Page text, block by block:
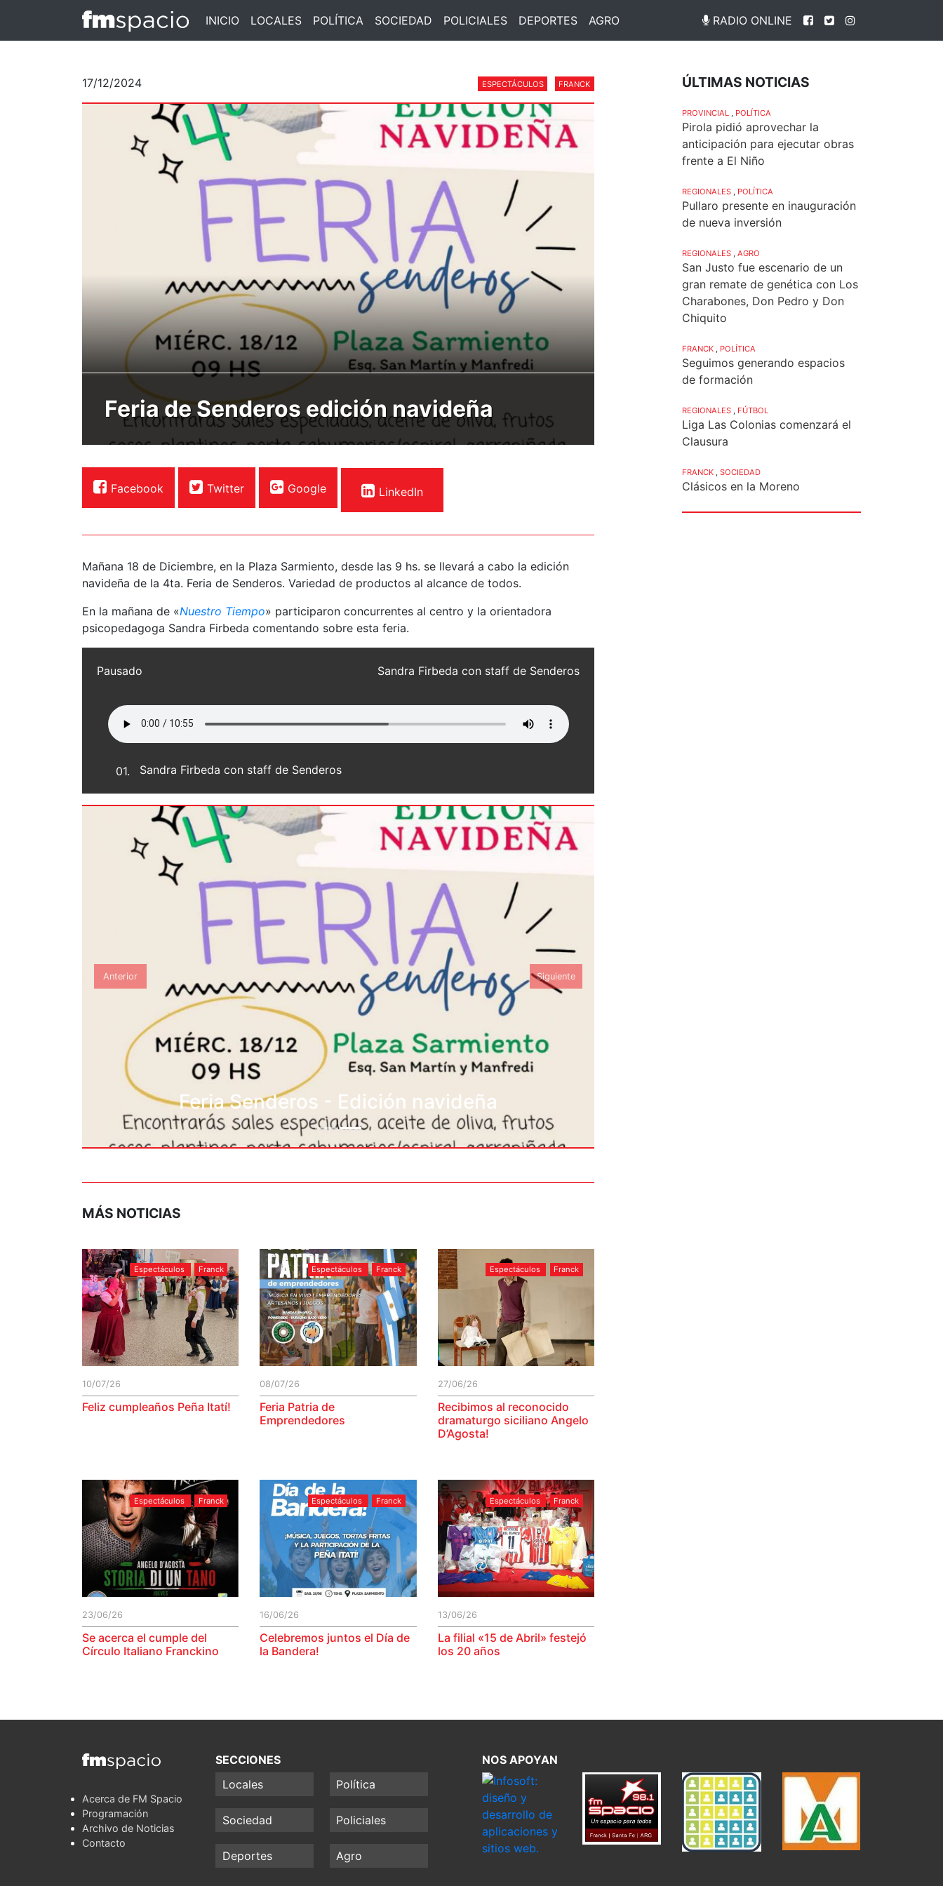
INICIO LOCALES POLÍTICA SOCIEDAD POLICIALES DEPORTES AGRO RADIO ONLINE
17/12/2024 ESPECTÁCULOS FRANCK
Feria de Senderos edición navideña
Facebook Twitter Google LinkedIn
Mañana 18 de Diciembre, en la Plaza Sarmiento, desde las 9 hs. se llevará a cabo la edición
navideña de la 4ta. Feria de Senderos. Variedad de productos al alcance de todos.
En la mañana de «Nuestro Tiempo» participaron concurrentes al centro y la orientadora
psicopedagoga Sandra Firbeda comentando sobre esta feria.
Pausado Sandra Firbeda con staff de Senderos
01. Sandra Firbeda con staff de Senderos
Feria Senderos - Edición navideña
Anterior Siguiente
MÁS NOTICIAS
Espectáculos Franck
10/07/26
Feliz cumpleaños Peña Itatí!
Espectáculos Franck
08/07/26
Feria Patria de
Emprendedores
Espectáculos Franck
27/06/26
Recibimos al reconocido
dramaturgo siciliano Angelo
D’Agosta!
Espectáculos Franck
23/06/26
Se acerca el cumple del
Círculo Italiano Franckino
Espectáculos Franck
16/06/26
Celebremos juntos el Día de
la Bandera!
Espectáculos Franck
13/06/26
La filial «15 de Abril» festejó
los 20 años
ÚLTIMAS NOTICIAS
PROVINCIAL POLÍTICA
Pirola pidió aprovechar la
anticipación para ejecutar obras
frente a El Niño
REGIONALES POLÍTICA
Pullaro presente en inauguración
de nueva inversión
REGIONALES AGRO
San Justo fue escenario de un
gran remate de genética con Los
Charabones, Don Pedro y Don
Chiquito
FRANCK POLÍTICA
Seguimos generando espacios
de formación
REGIONALES FÚTBOL
Liga Las Colonias comenzará el
Clausura
FRANCK SOCIEDAD
Clásicos en la Moreno
Acerca de FM Spacio
Programación
Archivo de Noticias
Contacto
SECCIONES
Locales
Política
Sociedad Policiales
Deportes Agro
NOS APOYAN